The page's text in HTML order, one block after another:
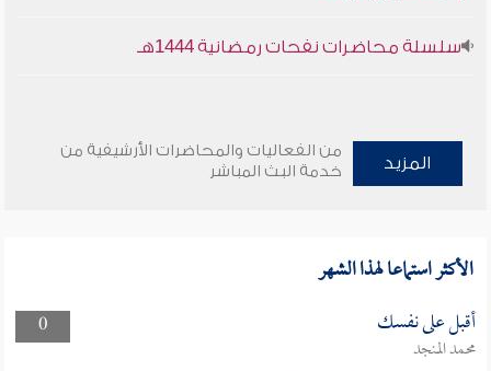
سلسلة محاضرات نفحات رمضانية 1444هـ
المزيد
من الفعاليات والمحاضرات الأرشيفية من
خدمة البث المباشر
الأكثر استماعا لهذا الشهر
0 أقبل على نفسك
محمد المنجد